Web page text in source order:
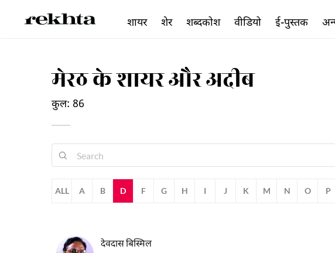
मेरठ के शायर और अदीब
कुल: 86
ALL A B D F G H I J K M N O P
देवदास बिस्मिल
शायर शेर शब्दकोश वीडियो ई-पुस्तक